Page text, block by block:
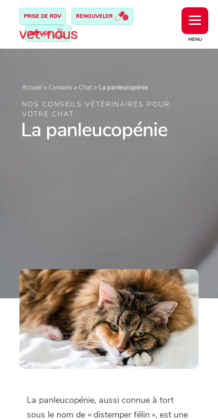
MENU
PRISE DE RDV RENOUVELER
REFUGE
Accueil > Conseils > Chat > La panleucopénie
NOS CONSEILS VÉTÉRINAIRES POUR
VOTRE CHAT
La panleucopénie
La panleucopénie, aussi connue à tort
sous le nom de « distemper félin », est une